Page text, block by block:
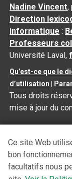
Nadine Vincent,
Direction
informatique :
Professeurs
Université Laval,
Qu’est-ce que le
d’utilisation
Tous droits
mise à jour du
Ce site Web
bon
facultatifs nous